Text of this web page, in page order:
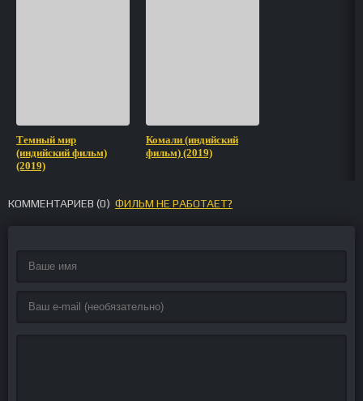
Темный мир
(индийский фильм)
(2019)
Комали (индийский
фильм) (2019)
КОММЕНТАРИЕВ (0) ФИЛЬМ НЕ РАБОТАЕТ?